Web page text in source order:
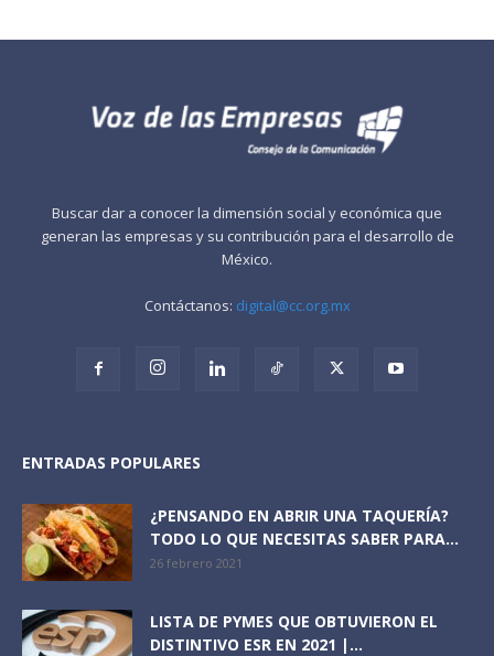
Buscar dar a conocer la dimensión social y económica que
generan las empresas y su contribución para el desarrollo de
México.
Contáctanos: digital@cc.org.mx
ENTRADAS POPULARES
¿PENSANDO EN ABRIR UNA TAQUERÍA?
TODO LO QUE NECESITAS SABER PARA...
26 febrero 2021
LISTA DE PYMES QUE OBTUVIERON EL
DISTINTIVO ESR EN 2021 |...